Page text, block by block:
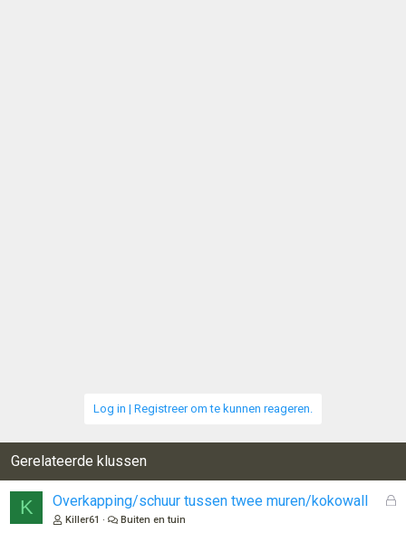
Log in | Registreer om te kunnen reageren.
Gerelateerde klussen
K
G
Overkapping/schuur tussen twee muren/kokowall
Killer61 Buiten en tuin